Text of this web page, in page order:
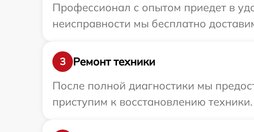
Профессионал с опытом приедет в
неисправности мы бесплатно
3
Ремонт техники
После полной диагностики мы
приступим к восстановлению техники.